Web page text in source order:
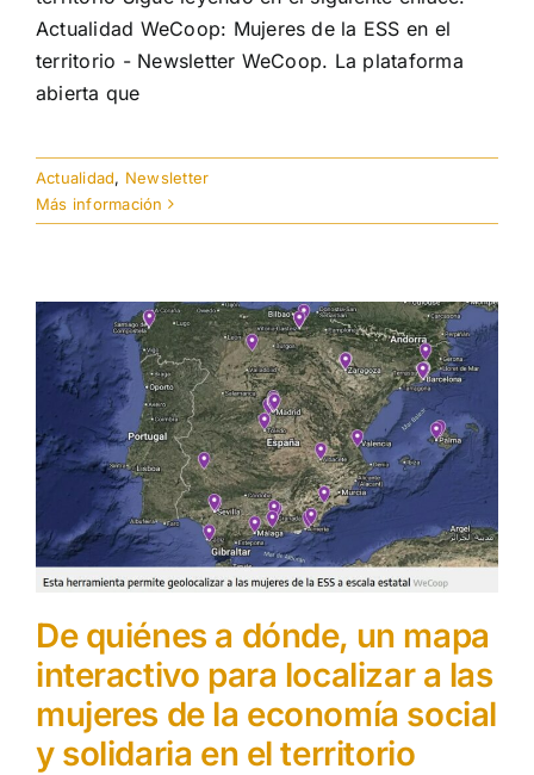
Actualidad WeCoop: Mujeres de la ESS en el
territorio - Newsletter WeCoop. La plataforma
abierta que
Actualidad, Newsletter
Más información
De quiénes a dónde, un mapa
interactivo para localizar a las
mujeres de la economía social
y solidaria en el territorio